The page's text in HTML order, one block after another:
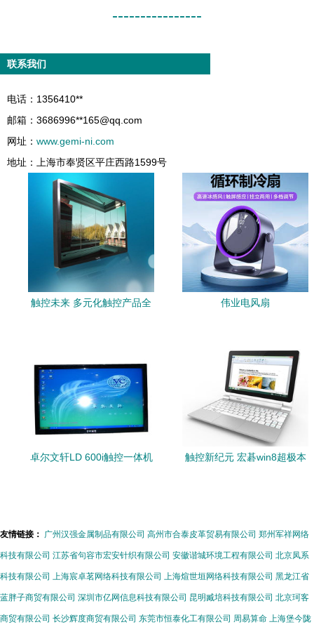
----------------
联系我们
电话：1356410**
邮箱：3686996**165@qq.com
网址： www.gemi-ni.com
地址：上海市奉贤区平庄西路1599号
触控未来 多元化触控产品全
伟业电风扇
卓尔文轩LD 600i触控一体机
触控新纪元 宏碁win8超极本
友情链接： 广州汉强金属制品有限公司 高州市合泰皮革贸易有限公司 郑州军祥网络
科技有限公司 江苏省句容市宏安针织有限公司 安徽谐城环境工程有限公司 北京凤系
科技有限公司 上海宸卓茗网络科技有限公司 上海煊世垣网络科技有限公司 黑龙江省
蓝胖子商贸有限公司 深圳市亿网信息科技有限公司 昆明臧培科技有限公司 北京珂客
商贸有限公司 长沙辉度商贸有限公司 东莞市恒泰化工有限公司 周易算命 上海堡今陇